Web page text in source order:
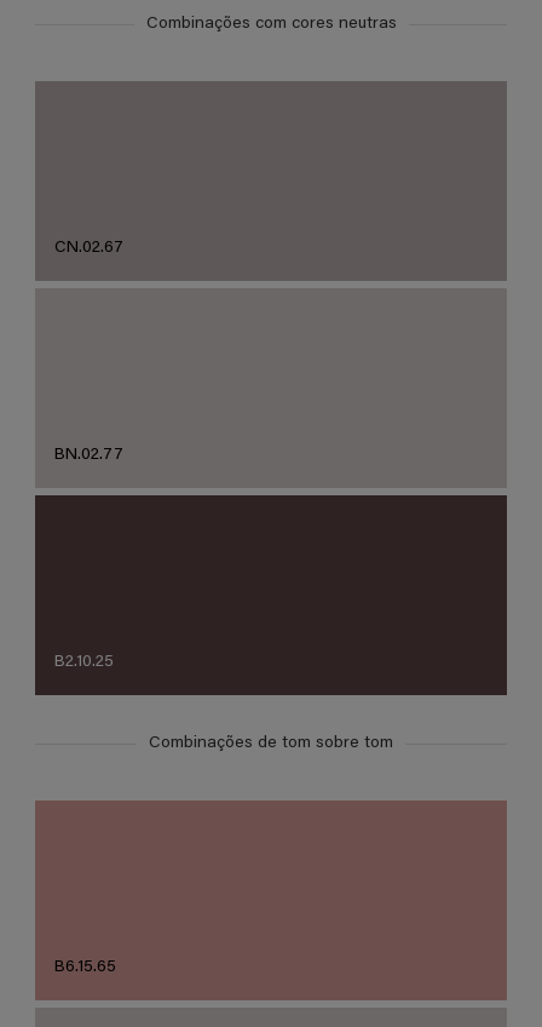
Combinações com cores neutras
CN.02.67
BN.02.77
B2.10.25
Combinações de tom sobre tom
B6.15.65